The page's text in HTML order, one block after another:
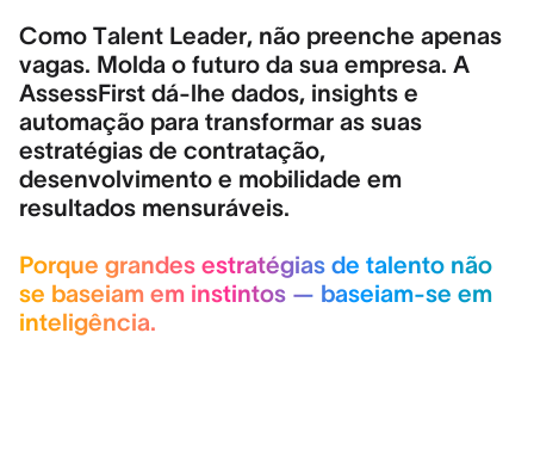
Como Talent Leader, não preenche apenas
vagas. Molda o futuro da sua empresa. A
AssessFirst dá-lhe dados, insights e
automação para transformar as suas
estratégias de contratação,
desenvolvimento e mobilidade em
resultados mensuráveis.
Porque grandes estratégias de talento não
se baseiam em instintos — baseiam-se em
inteligência.